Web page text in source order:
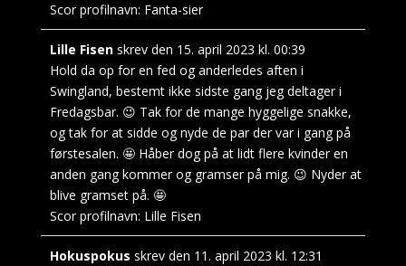
Scor profilnavn: Fanta-sier
Lille Fisen skrev den 15. april 2023 kl. 00:39
Hold da op for en fed og anderledes aften i
Swingland, bestemt ikke sidste gang jeg deltager i
Fredagsbar. 😉 Tak for de mange hyggelige snakke,
og tak for at sidde og nyde de par der var i gang på
førstesalen. 🤩 Håber dog på at lidt flere kvinder en
anden gang kommer og gramser på mig. 😉 Nyder at
blive gramset på. 🤩
Scor profilnavn: Lille Fisen
Hokuspokus skrev den 11. april 2023 kl. 12:31